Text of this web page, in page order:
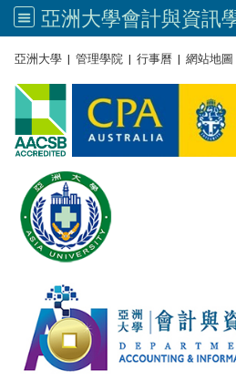
亞洲大學 | 管理學院 | 行事曆 | 網站地圖